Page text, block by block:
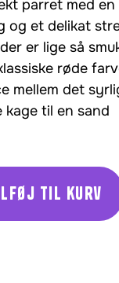
parret med en
og et delikat
er lige så
røde
mellem det
til en sand
til kurv